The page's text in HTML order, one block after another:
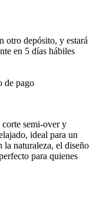
otro depósito, y estará
en 5 días hábiles
semi-over y
ideal para un
naturaleza, el diseño
para quienes